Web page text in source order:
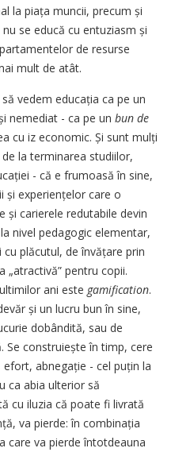
la piața muncii, precum și
se educă cu entuziasm și
de resurse
mult de atât.
vedem educația ca pe un
nemediat - ca pe un bun de
cu iz economic. Și sunt mulți
la terminarea studiilor,
- că e frumoasă în sine,
și expe­rien­țelor care o
și carierele redutabile devin
nivel pedagogic elementar,
plăcutul, de învățare prin
„atractivă” pentru copii.
ani este gamification.
și un lucru bun în sine,
dobândită, sau de
Se construiește în timp, cere
abnegație - cel puțin la
ca abia ulterior să
cu iluzia că poate fi livrată
va pierde: în combinația
care va pierde întotdeauna